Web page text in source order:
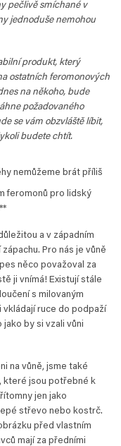
pečlivě smíchané v
jednoduše nemohou
produkt, který
ostatních feromonových
na někoho, bude
požadovaného
se vám obzvláště líbit,
budete chtít.
nemůžeme brát příliš
feromonů pro lidský
a v západním
Pro nás je vůně
něco považoval za
ji vnímá! Existují stále
s milovaným
vkládají ruce do podpaží
by si vzali vůni
na vůně, jsme také
které jsou potřebné k
jen jako
střevo nebo kostrč.
před vlastním
mají za předními